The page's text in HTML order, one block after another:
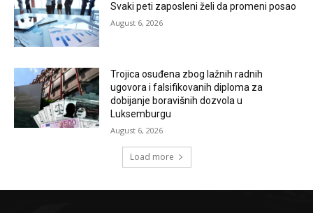
Svaki peti zaposleni želi da promeni posao
August 6, 2026
Trojica osuđena zbog lažnih radnih
ugovora i falsifikovanih diploma za
dobijanje boravišnih dozvola u
Luksemburgu
August 6, 2026
Load more